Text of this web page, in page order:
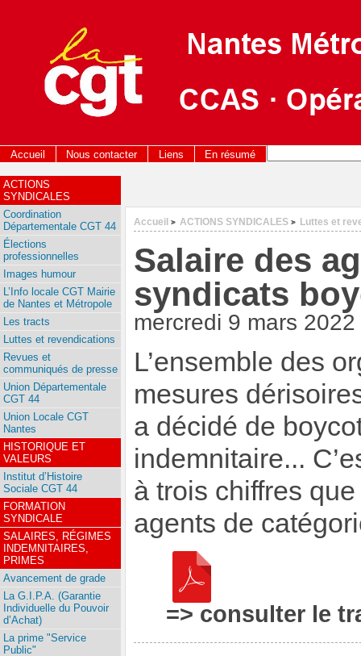
Accueil Nous contacter Liens En résumé
Accueil > ACTIONS SYNDICALES > Luttes et
Salaire des
syndicats
mercredi 9 mars 2022
L’ensemble des
mesures
a décidé de
indemnitaire...
à trois chiffres
agents de
=> consulter le
ACTIONS
SYNDICALES
Coordination
Départementale CGT 44
Élections
professionnelles
Images humour
L’Info locale CGT Mairie
de Nantes et Métropole
Les tracts
Luttes et revendications
Revues et
communiqués de presse
Union Départementale
CGT 44
Union Locale CGT
Nantes
HISTORIQUE ET
VALEURS
Institut d’Histoire
Sociale CGT 44
FORMATION
SYNDICALE
SALAIRES, RÉGIMES
INDEMNITAIRES,
PRIMES
Avancement de grade
La G.I.P.A. (Garantie
Individuelle du Pouvoir
d’Achat)
La prime "Service
Public"